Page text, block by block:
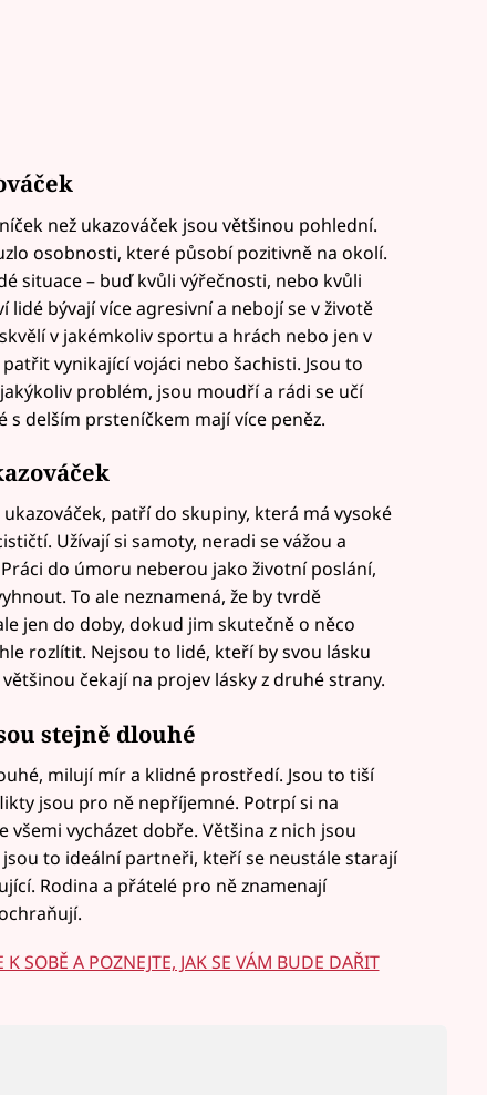
než ukazováček jsou většinou pohlední.
osobnosti, které působí pozitivně na okolí.
situace – buď kvůli výřečnosti, nebo kvůli
bývají více agresivní a nebojí se v životě
v jakémkoliv sportu a hrách nebo jen v
vynikající vojáci nebo šachisti. Jsou to
problém, jsou moudří a rádi se učí
s delším prsteníčkem mají více peněz.
patří do skupiny, která má vysoké
Užívají si samoty, neradi se vážou a
do úmoru neberou jako životní poslání,
To ale neznamená, že by tvrdě
jen do doby, dokud jim skutečně o něco
rozlítit. Nejsou to lidé, kteří by svou lásku
čekají na projev lásky z druhé strany.
stejně dlouhé
milují mír a klidné prostředí. Jsou to tiší
jsou pro ně nepříjemné. Potrpí si na
všemi vycházet dobře. Většina z nich jsou
to ideální partneři, kteří se neustále starají
Rodina a přátelé pro ně znamenají
SOBĚ A POZNEJTE, JAK SE VÁM BUDE DAŘIT